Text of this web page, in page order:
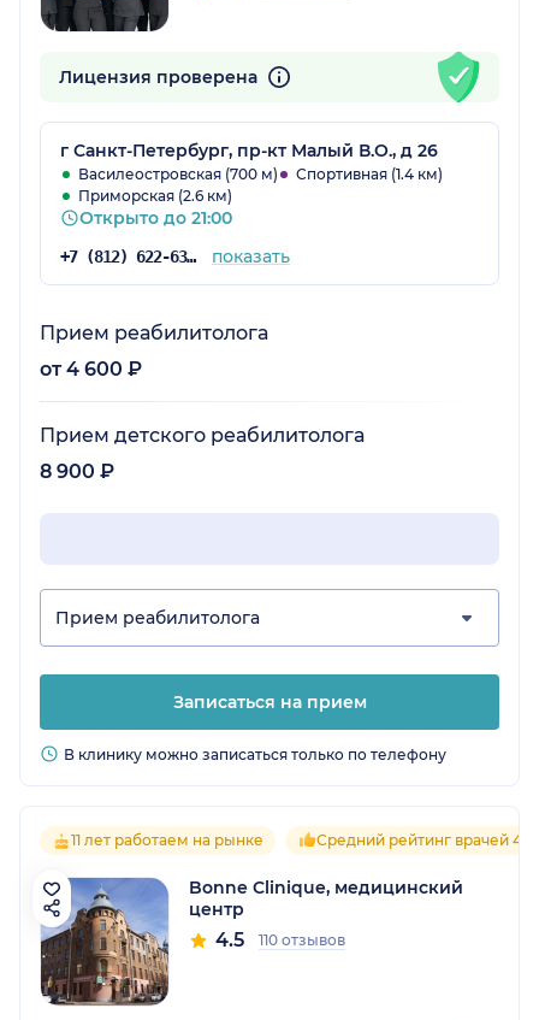
Лицензия проверена
г Санкт-Петербург, пр-кт Малый В.О., д 26
Василеостровская (700 м)
Спортивная (1.4 км)
Приморская (2.6 км)
Открыто до 21:00
+7 (812) 622-63-46 показать
Прием реабилитолога
от 4 600 ₽
Прием детского реабилитолога
8 900 ₽
Прием реабилитолога
Записаться на прием
В клинику можно записаться только по телефону
11 лет работаем на рынке Средний рейтинг врачей 4.6
Bonne Clinique, медицинский
центр
4.5 110 отзывов